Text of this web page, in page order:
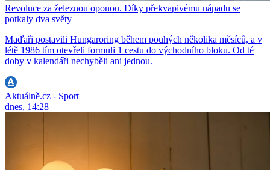
Revoluce za železnou oponou. Díky překvapivému nápadu se
potkaly dva světy
Maďaři postavili Hungaroring během pouhých několika měsíců, a v
létě 1986 tím otevřeli formuli 1 cestu do východního bloku. Od té
doby v kalendáři nechyběli ani jednou.
Aktuálně.cz - Sport
dnes, 14:28